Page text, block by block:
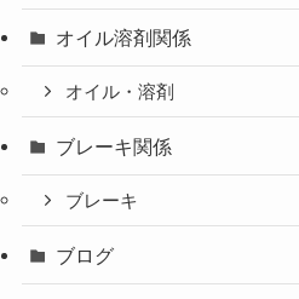
オイル溶剤関係
オイル・溶剤
ブレーキ関係
ブレーキ
ブログ